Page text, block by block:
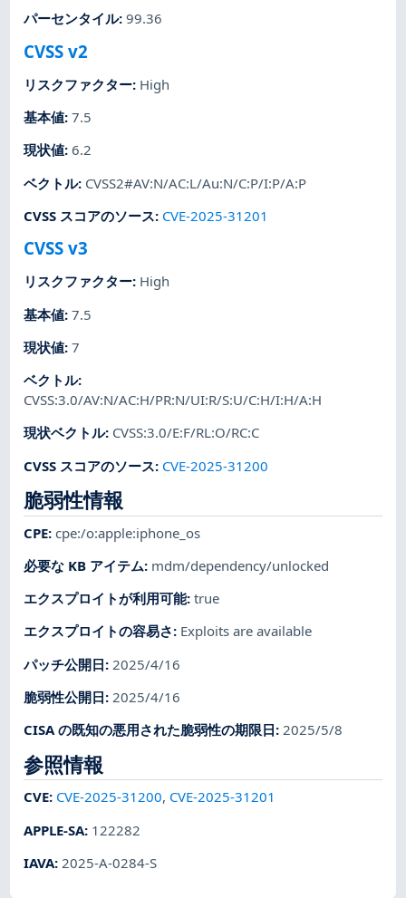
パーセンタイル:99.36
CVSS v2
リスクファクター: High
基本値:7.5
現状値:6.2
ベクトル: CVSS2#AV:N/AC:L/Au:N/C:P/I:P/A:P
CVSS スコアのソース: CVE-2025-31201
CVSS v3
リスクファクター: High
基本値:7.5
現状値:7
ベクトル:
CVSS:3.0/AV:N/AC:H/PR:N/UI:R/S:U/C:H/I:H/A:H
現状ベクトル: CVSS:3.0/E:F/RL:O/RC:C
CVSS スコアのソース: CVE-2025-31200
脆弱性情報
CPE:cpe:/o:apple:iphone_os
必要な KB アイテム: mdm/dependency/unlocked
エクスプロイトが利用可能:true
エクスプロイトの容易さ: Exploits are available
パッチ公開日: 2025/4/16
脆弱性公開日:2025/4/16
CISA の既知の悪用された脆弱性の期限日:2025/5/8
参照情報
CVE: CVE-2025-31200, CVE-2025-31201
APPLE-SA: 122282
IAVA: 2025-A-0284-S